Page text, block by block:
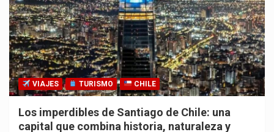
VIAJES TURISMO CHILE
Los imperdibles de Santiago de Chile: una
capital que combina historia, naturaleza y